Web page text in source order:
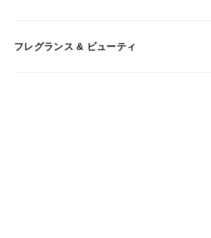
フレグランス & ビューティ